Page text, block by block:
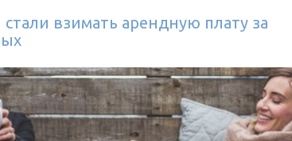
взимать арендную плату за